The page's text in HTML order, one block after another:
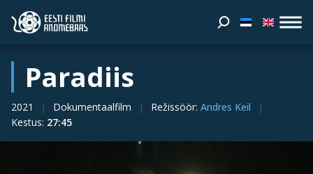
Paradiis
2021 Dokumentaalfilm Režissöör: Andres Keil
Kestus: 27:45